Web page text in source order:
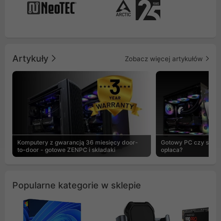
Artykuły Zobacz więcej artykułów
Komputery z gwarancją 36 miesięcy door-
to-door - gotowe ZENPC i składaki
Gotowy PC czy
opłaca?
Popularne kategorie w sklepie